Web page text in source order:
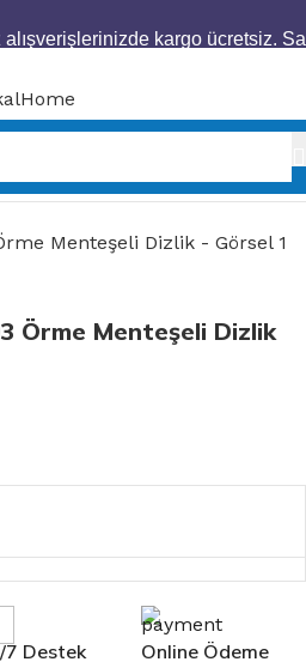
Örme Menteşeli Dizlik
7 Destek Online Ödeme
alışverişlerinizde kargo ücretsiz.
aynı gün kargoda.